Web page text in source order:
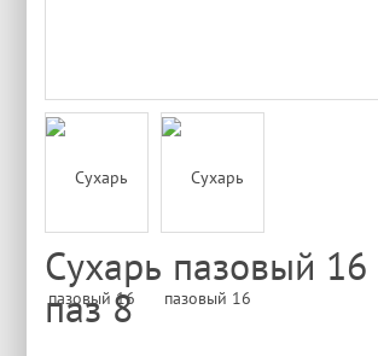
Сухарь пазовый
паз 8